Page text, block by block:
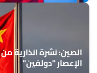
الصين: نشرة انذارية
الإعصار "دولفين"